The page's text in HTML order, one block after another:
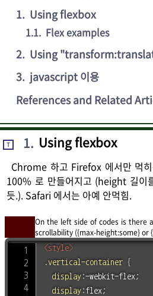
1. Using flexbox
1.1. Flex examples
2. Using
3. javascript 이용
References and Related
T 1. Using flexbox
Chrome 하고 Firefox 에서만 먹
100% 로 만들어지고 (height 길이
듯.). Safari 에서는 아예 안먹힘.
On the left side of codes is there
scrollability ({max-height:some} or
<style>
.vertical-container {
display:-webkit-flex;
display: flex;